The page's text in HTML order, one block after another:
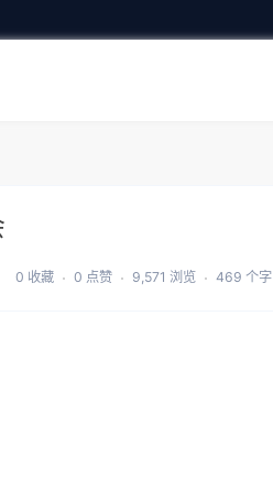
0 收藏 0 点赞 9,571 浏览 469 个字